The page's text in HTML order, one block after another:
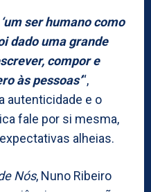
ser humano como
dado uma grande
compor e
às pessoas’“,
autenticidade e o
fale por si mesma,
alheias.
Nós, Nuno Ribeiro